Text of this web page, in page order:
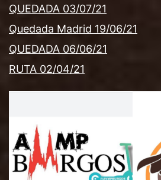
QUEDADA 03/07/21
Quedada Madrid 19/06/21
QUEDADA 06/06/21
RUTA 02/04/21